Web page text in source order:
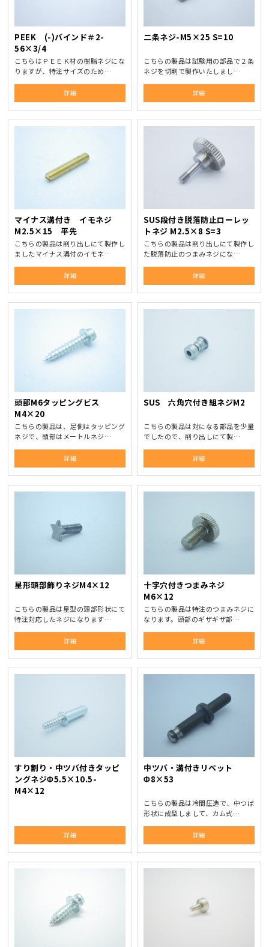
PEEK (-)バインド＃2-
56×3/4
こちらはＰＥＥＫ材の樹脂ネジにな
りますが、特注サイズのため…
詳細
二条ネジ-M5×25 S=10
こちらの製品は試験用の部品で２条
ネジを切削で製作いたしまし…
詳細
マイナス溝付き イモネジ
M2.5×15 平先
こちらの製品は削り出しにて製作し
ましたマイナス溝付のイモネ…
詳細
SUS段付き脱落防止ローレッ
トネジ M2.5×8 S=3
こちらの製品は削り出しにて製作し
た脱落防止のつまみネジにな…
詳細
頭部M6タッピングビス
M4×20
こちらの製品は、足側はタッピング
ネジで、頭部はメートルネジ…
詳細
SUS 六角穴付き組ネジM2
こちらの製品は対になる部品を少量
でしたので、削り出しにて製…
詳細
星形頭部飾りネジM4×12
こちらの製品は星型の頭部形状にて
特注対応したネジになります…
詳細
十字穴付きつまみネジ
M6×12
こちらの製品は特注のつまみネジに
なります。頭部のギザギザ部…
詳細
すり割り・中ツバ付きタッピ
ングネジΦ5.5×10.5-
M4×12
詳細
中ツバ・溝付きリベット
Φ8×53
こちらの製品は冷間圧造で、中つば
形状に成型しまして、カム式…
詳細